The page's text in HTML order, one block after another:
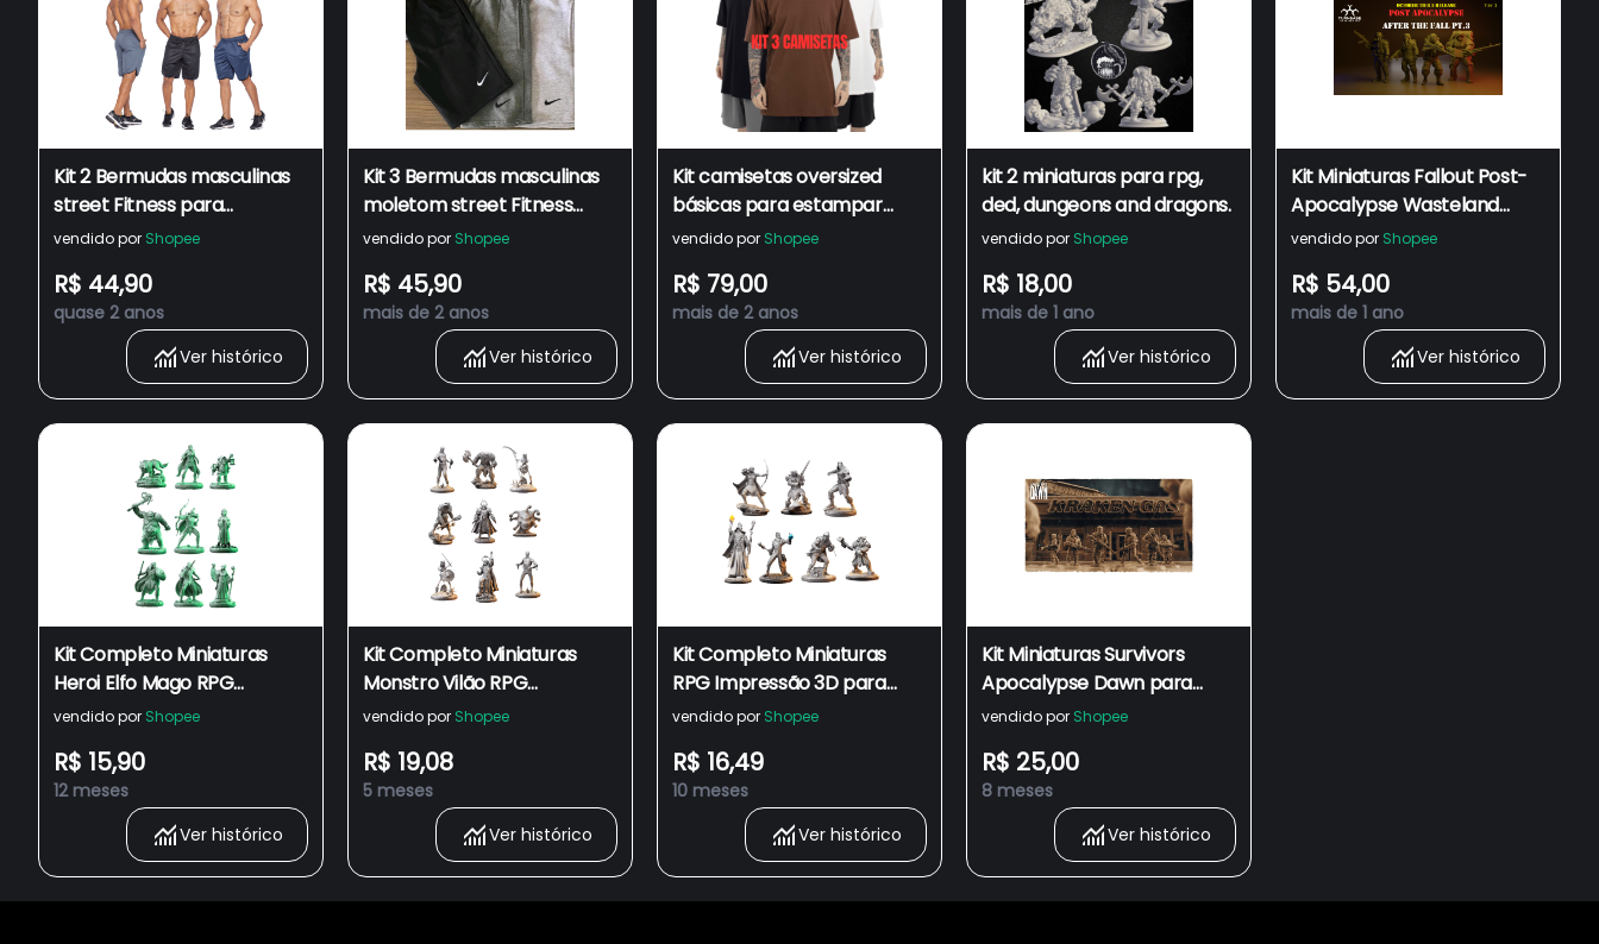
Kit 2 Bermudas masculinas
street Fitness para
atividade física e academia
vendido por Shopee
R$ 44,90
quase 2 anos
Ver histórico
Kit 3 Bermudas masculinas
moletom street Fitness
para atividade física e
vendido por Shopee
R$ 45,90
mais de 2 anos
Ver histórico
Kit camisetas oversized
básicas para estampar
modelagem street wear fio
vendido por Shopee
R$ 79,00
mais de 2 anos
Ver histórico
kit 2 miniaturas para rpg,
ded, dungeons and dragons.
vendido por Shopee
R$ 18,00
mais de 1 ano
Ver histórico
Kit Miniaturas Fallout Post-
Apocalypse Wasteland
para Wargames Zona Alfa
vendido por Shopee
R$ 54,00
mais de 1 ano
Ver histórico
Kit Completo Miniaturas
Heroi Elfo Mago RPG
Impressão 3D para D&D
vendido por Shopee
R$ 15,90
12 meses
Ver histórico
Kit Completo Miniaturas
Monstro Vilão RPG
Impressão 3D para D&D
vendido por Shopee
R$ 19,08
5 meses
Ver histórico
Kit Completo Miniaturas
RPG Impressão 3D para
D&D Dungeons and
vendido por Shopee
R$ 16,49
10 meses
Ver histórico
Kit Miniaturas Survivors
Apocalypse Dawn para
Fallout Wasteland Warfare
vendido por Shopee
R$ 25,00
8 meses
Ver histórico